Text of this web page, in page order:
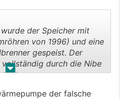
. .
der Speicher mit
von 1996) und eine
gespeist. Der
vollständig durch die Nibe
der falsche